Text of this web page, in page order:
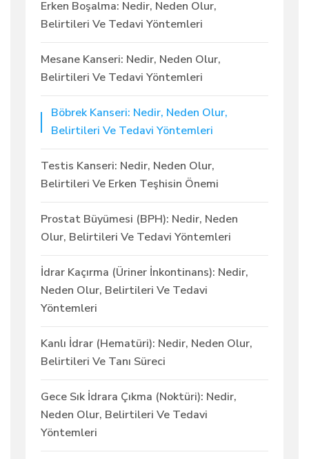
Erken Boşalma: Nedir, Neden Olur,
Belirtileri Ve Tedavi Yöntemleri
Mesane Kanseri: Nedir, Neden Olur,
Belirtileri Ve Tedavi Yöntemleri
Böbrek Kanseri: Nedir, Neden Olur,
Belirtileri Ve Tedavi Yöntemleri
Testis Kanseri: Nedir, Neden Olur,
Belirtileri Ve Erken Teşhisin Önemi
Prostat Büyümesi (BPH): Nedir, Neden
Olur, Belirtileri Ve Tedavi Yöntemleri
İdrar Kaçırma (Üriner İnkontinans): Nedir,
Neden Olur, Belirtileri Ve Tedavi
Yöntemleri
Kanlı İdrar (Hematüri): Nedir, Neden Olur,
Belirtileri Ve Tanı Süreci
Gece Sık İdrara Çıkma (Noktüri): Nedir,
Neden Olur, Belirtileri Ve Tedavi
Yöntemleri